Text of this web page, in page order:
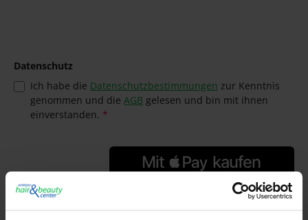
Datenschutz
Ich habe die Datenschutzbestimmungen zur Kenntnis
genommen und die AGB gelesen und bin mit ihnen
einverstanden. *
Hersteller: